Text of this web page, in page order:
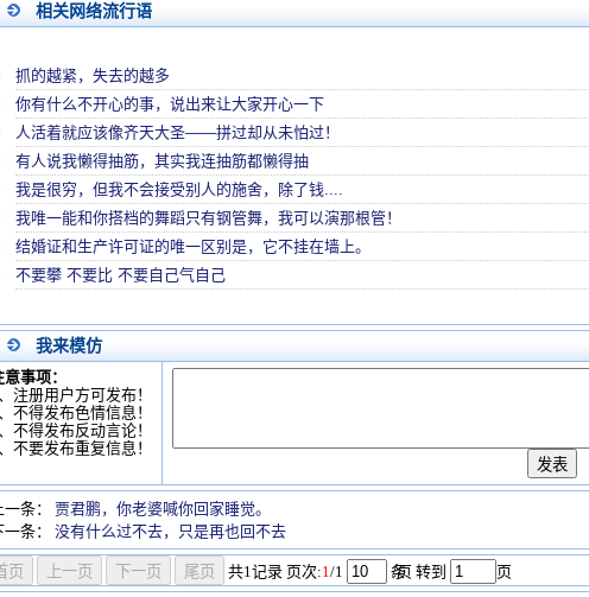
相关网络流行语
抓的越紧，失去的越多
你有什么不开心的事，说出来让大家开心一下
人活着就应该像齐天大圣——拼过却从未怕过！
有人说我懒得抽筋，其实我连抽筋都懒得抽
我是很穷，但我不会接受别人的施舍，除了钱....
我唯一能和你搭档的舞蹈只有钢管舞，我可以演那根管！
结婚证和生产许可证的唯一区别是，它不挂在墙上。
不要攀 不要比 不要自己气自己
我来模仿
意事项：
注册用户方可发布！
不得发布色情信息！
不得发布反动言论！
不要发布重复信息！
一条：
贾君鹏，你老婆喊你回家睡觉。
条：
没有什么过不去，只是再也回不去
共1记录 页次:1/1 条
/页 转到 页